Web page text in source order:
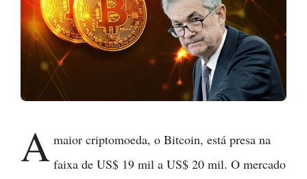
A maior criptomoeda, o Bitcoin, está presa na
faixa de US$ 19 mil a US$ 20 mil. O mercado